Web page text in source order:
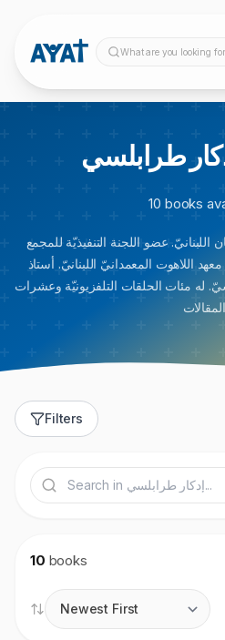
What are you looking
طرابلسي
10 books
عضو اللجنة التنفيذيّة للمجمع
اللاهوت المعمدانيّ اللبنانيّ. أستاذ
له مئات الحلقات التلفزيونيّة وعشرات
المقالات
Filters
10 books